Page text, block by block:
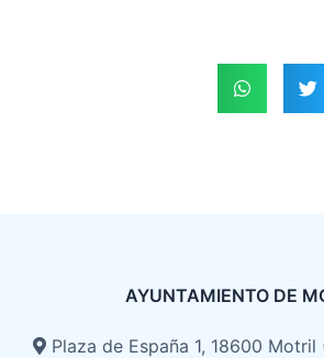
AYUNTAMIENTO DE
Plaza de España 1, 18600 Motril